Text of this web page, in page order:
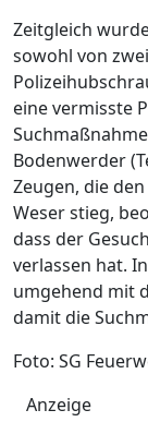
Zeitgleich
sowohl von
eine vermisste
Bodenwerder
Zeugen, die
Weser stieg,
dass der
verlassen hat.
umgehend mit
damit die
Foto: SG
Anzeige